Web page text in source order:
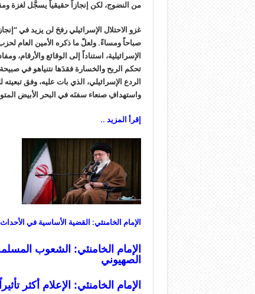
من النضوج، لكن إنجازاً حقيقياً يسجَّل لغزة
غزو الاحتلال الإسرائيلي رفحَ لن يزيد في
صباحاً ومساءً. ولعلّ ما ذكره الأمين العام
الإسرائيلية، استناداً إلى الوقائع
تحكم الربح والخسارة فقدَها نتنياهو في
الردع الإسرائيلي، الذي بات عليه، وفق
واستهدافِ صنعاء سفنَه في البحر الأبيض
إقرأ المزيد ..
الإمام الخامنئي: القضية الأساسية في
الإمام الخامنئي: الشعوب
الصهيوني
الإمام الخامنئي: الإعلام أكثر